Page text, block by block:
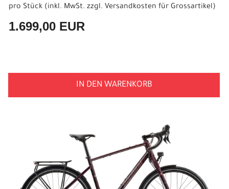
pro Stück (inkl. MwSt. zzgl. Versandkosten für Grossartikel)
1.699,00 EUR
IN DEN WARENKORB